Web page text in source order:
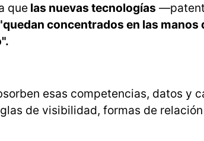
que las nuevas tecnologías
concentrados en las manos
esas competencias, datos y
de visibilidad, formas de